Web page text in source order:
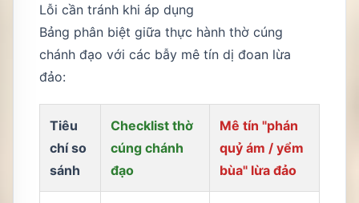
Lỗi cần tránh khi áp dụng
Bảng phân biệt giữa thực hành thờ cúng
chánh đạo với các bẫy mê tín dị đoan lừa
đảo:
Tiêu
chí so
sánh
Checklist thờ
cúng chánh
đạo
Mê tín "phán
quỷ ám / yểm
bùa" lừa đảo